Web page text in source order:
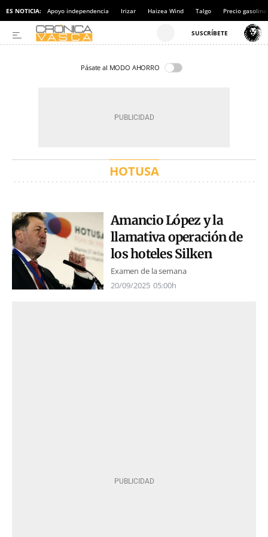
ES NOTICIA: Apoyo independencia Irizar Haizea Wind Talgo Precio gasolina
Pásate al MODO AHORRO
HOTUSA
Amancio López y la
llamativa operación de
los hoteles Silken
Examen de la semana
20/09/2025 05:00h